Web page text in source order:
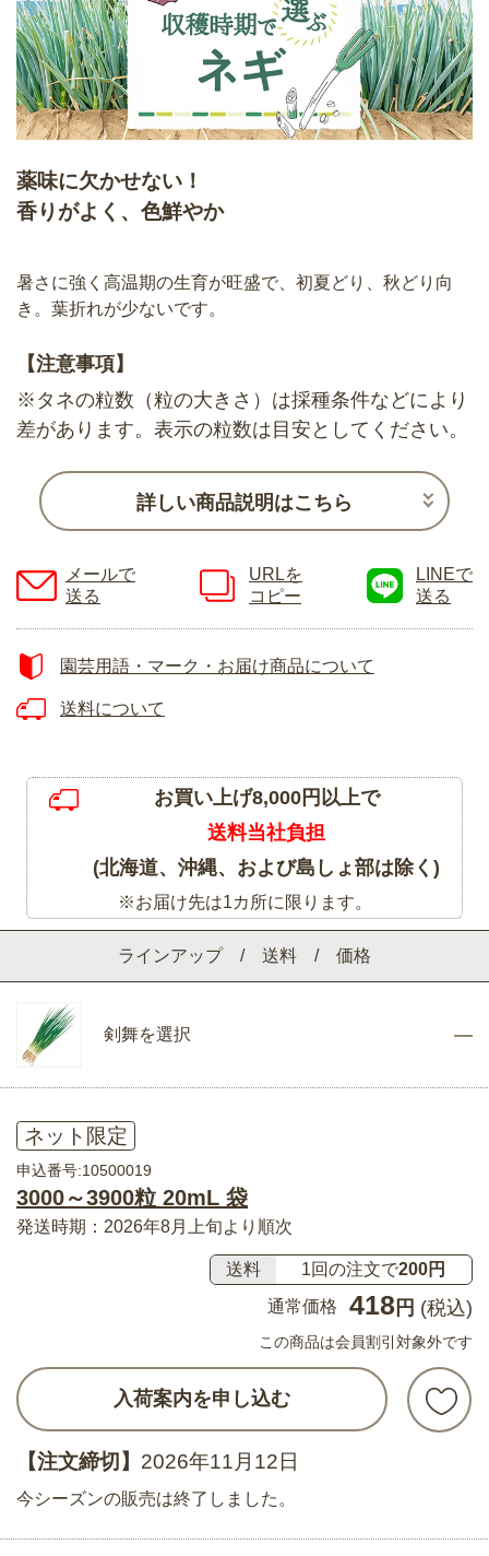
薬味に欠かせない！
香りがよく、色鮮やか
ラインアップ / 送料 / 価格
剣舞を選択
ネット限定
申込番号:10500019
3000～3900粒 20mL 袋
発送時期：2026年8月上旬より順次
送料 1回の注文で200円
通常価格
418 円 (税込)
この商品は会員割引対象外です
入荷案内を申し込む
【注文締切】 2026年11月12日
今シーズンの販売は終了しました。
暑さに強く高温期の生育が旺盛で、初夏どり、秋どり向
き。葉折れが少ないです。
【注意事項】
※タネの粒数（粒の大きさ）は採種条件などにより
差があります。表示の粒数は目安としてください。
詳しい商品説明はこちら
メールで
送る
URLを
コピー
LINEで
送る
園芸用語・マーク・お届け商品について
送料について
お買い上げ8,000円以上で
送料当社負担
(北海道、沖縄、および島しょ部は除く)
※お届け先は1カ所に限ります。